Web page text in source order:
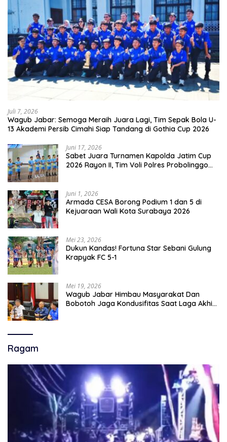
Juli 7, 2026
Wagub Jabar: Semoga Meraih Juara Lagi, Tim Sepak Bola U-
13 Akademi Persib Cimahi Siap Tandang di Gothia Cup 2026
Juni 17, 2026
Sabet Juara Turnamen Kapolda Jatim Cup
2026 Rayon II, Tim Voli Polres Probolinggo
Juni 1, 2026
Armada CESA Borong Podium 1 dan 5 di
Kejuaraan Wali Kota Surabaya 2026
Mei 23, 2026
Dukun Kandas! Fortuna Star Sebani Gulung
Krapyak FC 5-1
Mei 19, 2026
Wagub Jabar Himbau Masyarakat Dan
Bobotoh Jaga Kondusifitas Saat Laga Akhir
Ragam